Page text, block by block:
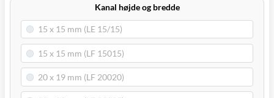
Kanal højde og bredde